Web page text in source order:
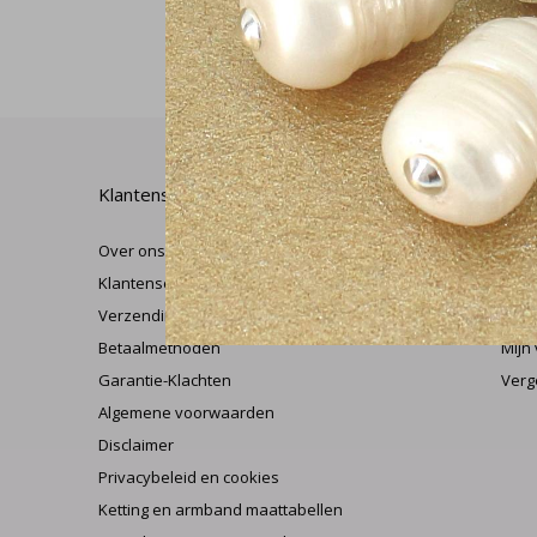
Klantenservice
Over ons
Klantenservice
Verzending & retourneren
Betaalmethoden
Garantie-Klachten
Algemene voorwaarden
Disclaimer
Privacybeleid en cookies
Ketting en armband maattabellen
Mijn
Mijn